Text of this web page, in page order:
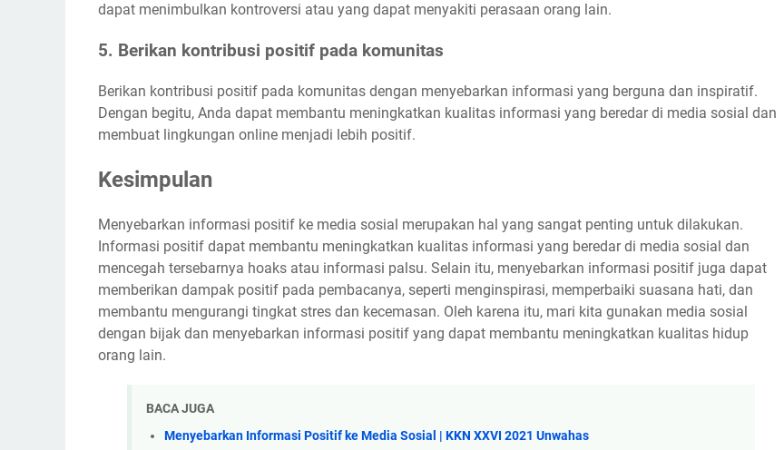
dapat menimbulkan kontroversi atau yang dapat menyakiti perasaan orang lain.
5. Berikan kontribusi positif pada komunitas
Berikan kontribusi positif pada komunitas dengan menyebarkan informasi yang berguna dan inspiratif.
Dengan begitu, Anda dapat membantu meningkatkan kualitas informasi yang beredar di media sosial dan
membuat lingkungan online menjadi lebih positif.
Kesimpulan
Menyebarkan informasi positif ke media sosial merupakan hal yang sangat penting untuk dilakukan.
Informasi positif dapat membantu meningkatkan kualitas informasi yang beredar di media sosial dan
mencegah tersebarnya hoaks atau informasi palsu. Selain itu, menyebarkan informasi positif juga dapat
memberikan dampak positif pada pembacanya, seperti menginspirasi, memperbaiki suasana hati, dan
membantu mengurangi tingkat stres dan kecemasan. Oleh karena itu, mari kita gunakan media sosial
dengan bijak dan menyebarkan informasi positif yang dapat membantu meningkatkan kualitas hidup
orang lain.
BACA JUGA
Menyebarkan Informasi Positif ke Media Sosial | KKN XXVI 2021 Unwahas